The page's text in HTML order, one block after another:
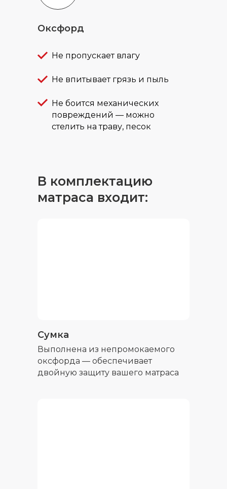
Оксфорд
Не пропускает влагу
Не впитывает грязь и пыль
Не боится механических
повреждений — можно
стелить на траву, песок
В комплектацию
матраса входит:
Сумка
Выполнена из непромокаемого
оксфорда — обеспечивает
двойную защиту вашего матраса